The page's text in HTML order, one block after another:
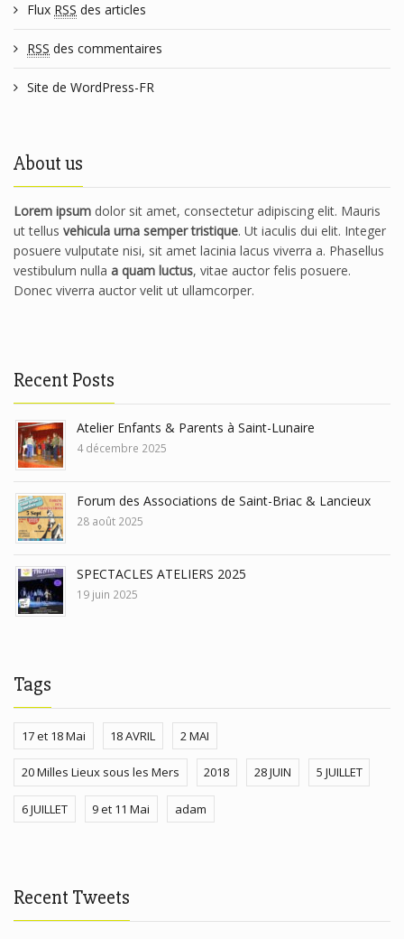
Flux RSS des articles
RSS des commentaires
Site de WordPress-FR
About us
Lorem ipsum dolor sit amet, consectetur adipiscing elit. Mauris
ut tellus vehicula urna semper tristique. Ut iaculis dui elit. Integer
posuere vulputate nisi, sit amet lacinia lacus viverra a. Phasellus
vestibulum nulla a quam luctus, vitae auctor felis posuere.
Donec viverra auctor velit ut ullamcorper.
Recent Posts
Atelier Enfants & Parents à Saint-Lunaire
4 décembre 2025
Forum des Associations de Saint-Briac & Lancieux
28 août 2025
SPECTACLES ATELIERS 2025
19 juin 2025
Tags
17 et 18 Mai 18 AVRIL 2 MAI
20 Milles Lieux sous les Mers 2018 28 JUIN 5 JUILLET
6 JUILLET 9 et 11 Mai adam
Recent Tweets